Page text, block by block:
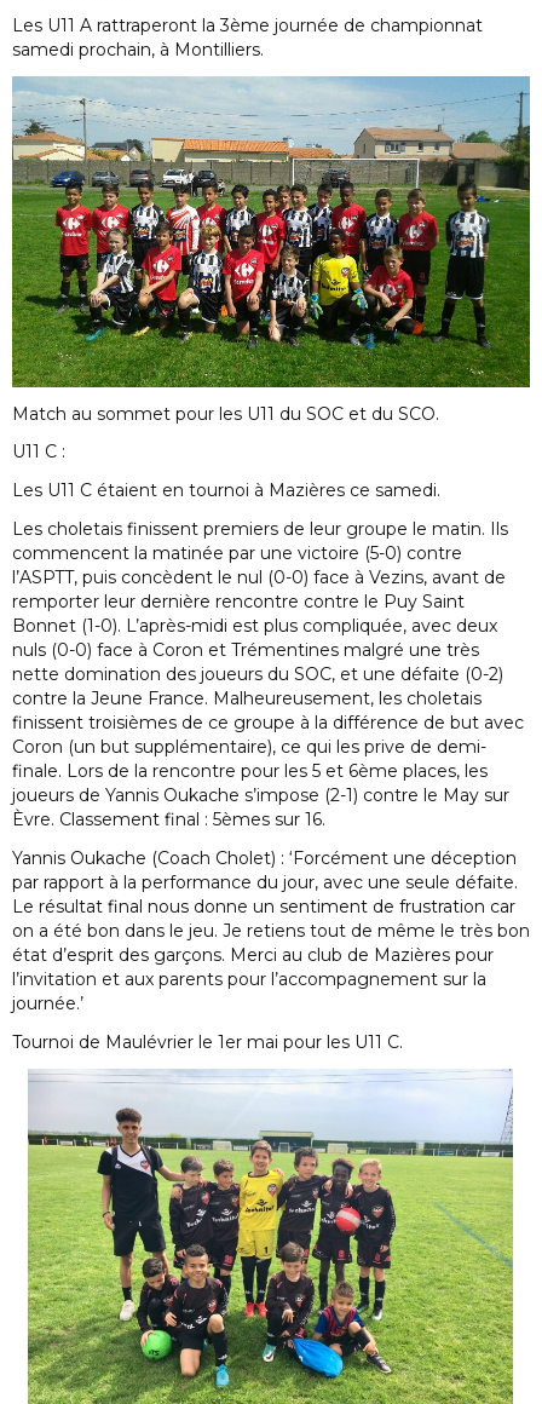
Les U11 A rattraperont la 3ème journée de championnat
samedi prochain, à Montilliers.
Match au sommet pour les U11 du SOC et du SCO.
U11 C :
Les U11 C étaient en tournoi à Mazières ce samedi.
Les choletais finissent premiers de leur groupe le matin. Ils
commencent la matinée par une victoire (5-0) contre
l’ASPTT, puis concèdent le nul (0-0) face à Vezins, avant de
remporter leur dernière rencontre contre le Puy Saint
Bonnet (1-0). L’après-midi est plus compliquée, avec deux
nuls (0-0) face à Coron et Trémentines malgré une très
nette domination des joueurs du SOC, et une défaite (0-2)
contre la Jeune France. Malheureusement, les choletais
finissent troisièmes de ce groupe à la différence de but avec
Coron (un but supplémentaire), ce qui les prive de demi-
finale. Lors de la rencontre pour les 5 et 6ème places, les
joueurs de Yannis Oukache s’impose (2-1) contre le May sur
Èvre. Classement final : 5èmes sur 16.
Yannis Oukache (Coach Cholet) : ‘Forcément une déception
par rapport à la performance du jour, avec une seule défaite.
Le résultat final nous donne un sentiment de frustration car
on a été bon dans le jeu. Je retiens tout de même le très bon
état d’esprit des garçons. Merci au club de Mazières pour
l’invitation et aux parents pour l’accompagnement sur la
journée.’
Tournoi de Maulévrier le 1er mai pour les U11 C.